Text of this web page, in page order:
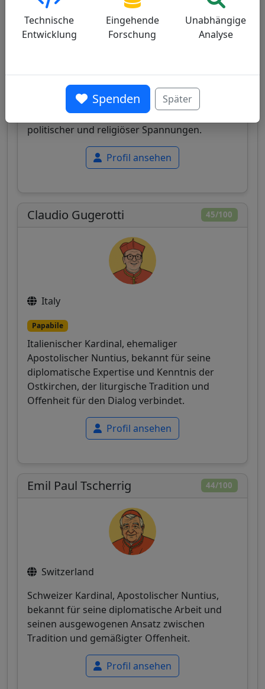
Israel
Italienischer Kardinal, Lateinischer Patriarch
von Jerusalem, Franziskaner, bekannt für seine
Expertise im Nahen Osten und seine
ausgewogene Führung in einem Kontext
politischer und religiöser Spannungen.
Profil ansehen
45/100
Claudio Gugerotti
Italy
Papabile
Italienischer Kardinal, ehemaliger
Apostolischer Nuntius, bekannt für seine
diplomatische Expertise und Kenntnis der
Ostkirchen, der liturgische Tradition und
Offenheit für den Dialog verbindet.
Profil ansehen
44/100
Emil Paul Tscherrig
Switzerland
Schweizer Kardinal, Apostolischer Nuntius,
bekannt für seine diplomatische Arbeit und
seinen ausgewogenen Ansatz zwischen
Tradition und gemäßigter Offenheit.
Profil ansehen
Technische
Entwicklung
Eingehende
Forschung
Unabhängige
Analyse
Spenden Später